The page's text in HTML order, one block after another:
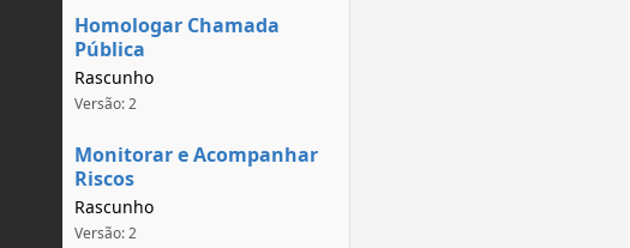
Homologar Chamada
Pública
Rascunho
Versão: 2
Monitorar e Acompanhar
Riscos
Rascunho
Versão: 2